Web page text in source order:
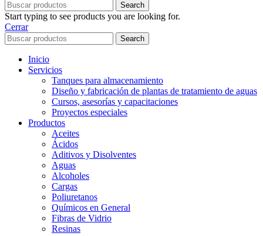
Search
Start typing to see products you are looking for.
Cerrar
Search
Inicio
Servicios
Tanques para almacenamiento
Diseño y fabricación de plantas de tratamiento de aguas
Cursos, asesorías y capacitaciones
Proyectos especiales
Productos
Aceites
Ácidos
Aditivos y Disolventes
Aguas
Alcoholes
Cargas
Poliuretanos
Químicos en General
Fibras de Vidrio
Resinas